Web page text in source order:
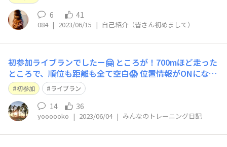
6 41
084 | 2023/06/15 | 自己紹介（皆さん初めまして）
初参加ライブランでしたー🤗 ところが！700mほど走った
ところで、順位も距離も全て空白😱 位置情報がONになっ
ていないことに気付いたので、ONにしようとトボトボ歩
き💦💦 かなりロスしてしまいましたー😭 メダルももらえ
るんですねー🤗 また機会があれば参加しますので、よろ
しくお願いします😀👍
初参加 ライブラン
14 36
yoooooko | 2023/06/04 | みんなのトレーニング日記